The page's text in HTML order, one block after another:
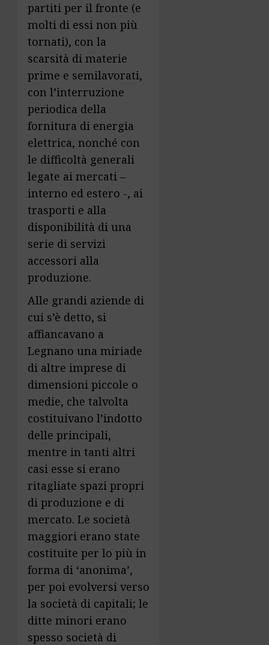
partiti per il fronte (e
molti di essi non più
tornati), con la
scarsità di materie
prime e semilavorati,
con l’interruzione
periodica della
fornitura di energia
elettrica, nonché con
le difficoltà generali
legate ai mercati –
interno ed estero -, ai
trasporti e alla
disponibilità di una
serie di servizi
accessori alla
produzione.
Alle grandi aziende di
cui s’è detto, si
affiancavano a
Legnano una miriade
di altre imprese di
dimensioni piccole o
medie, che talvolta
costituivano l’indotto
delle principali,
mentre in tanti altri
casi esse si erano
ritagliate spazi propri
di produzione e di
mercato. Le società
maggiori erano state
costituite per lo più in
forma di ‘anonima’,
per poi evolversi verso
la società di capitali; le
ditte minori erano
spesso società di